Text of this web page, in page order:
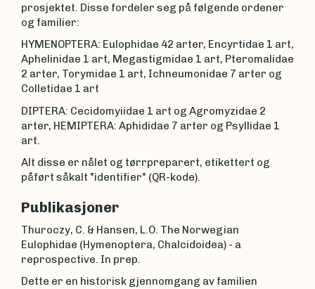
prosjektet. Disse fordeler seg på følgende ordener
og familier:
HYMENOPTERA: Eulophidae 42 arter, Encyrtidae 1 art,
Aphelinidae 1 art, Megastigmidae 1 art, Pteromalidae
2 arter, Torymidae 1 art, Ichneumonidae 7 arter og
Colletidae 1 art
DIPTERA: Cecidomyiidae 1 art og Agromyzidae 2
arter, HEMIPTERA: Aphididae 7 arter og Psyllidae 1
art.
Alt disse er nålet og tørrpreparert, etikettert og
påført såkalt "identifier" (QR-kode).
Publikasjoner
Thuroczy, C. & Hansen, L.O. The Norwegian
Eulophidae (Hymenoptera, Chalcidoidea) - a
reprospective. In prep.
Dette er en historisk gjennomgang av familien